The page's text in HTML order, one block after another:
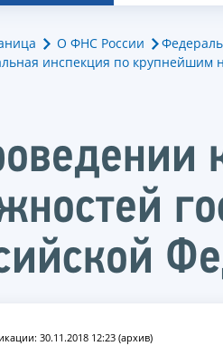
О ФНС России
инспекция по крупнейшим
30.11.2018 12:23 (архив)